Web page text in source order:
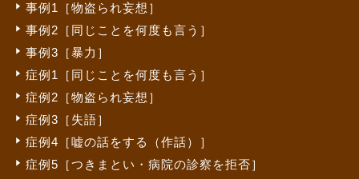
事例1［物盗られ妄想］
事例2［同じことを何度も言う］
事例3［暴力］
症例1［同じことを何度も言う］
症例2［物盗られ妄想］
症例3［失語］
症例4［嘘の話をする（作話）］
症例5［つきまとい・病院の診察を拒否］